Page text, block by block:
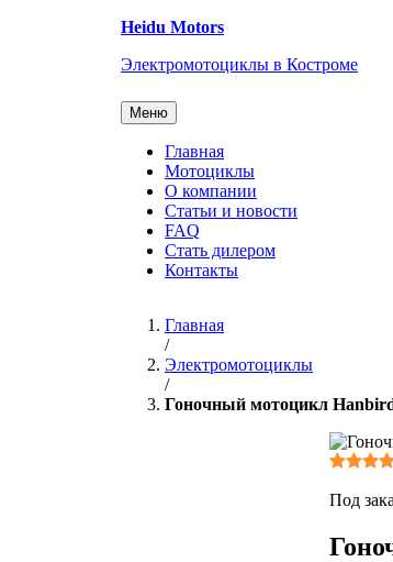
Heidu Motors
Электромотоциклы в Костроме
Меню
Главная
Мотоциклы
О компании
Статьи и новости
FAQ
Стать дилером
Контакты
Главная
/
Электромотоциклы
/
Гоночный мотоцикл
Под